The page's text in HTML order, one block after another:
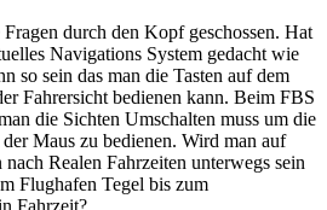
durch den Kopf geschossen. Hat
Navigations System gedacht wie
so sein das man die Tasten auf dem
Fahrersicht bedienen kann. Beim FBS
die Sichten Umschalten muss um die
Maus zu bedienen. Wird man auf
Realen Fahrzeiten unterwegs sein
Flughafen Tegel bis zum
Fahrzeit?